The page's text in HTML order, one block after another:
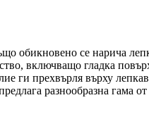
обикновено се нарича
включващо гладка
ги прехвърля върху
разнообразна гама